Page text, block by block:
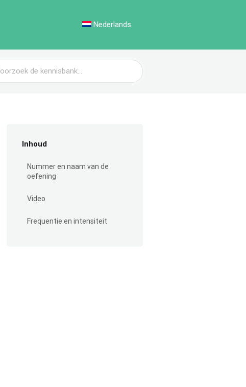
Nederlands
Inhoud
Nummer en naam van de
oefening
Video
Frequentie en intensiteit